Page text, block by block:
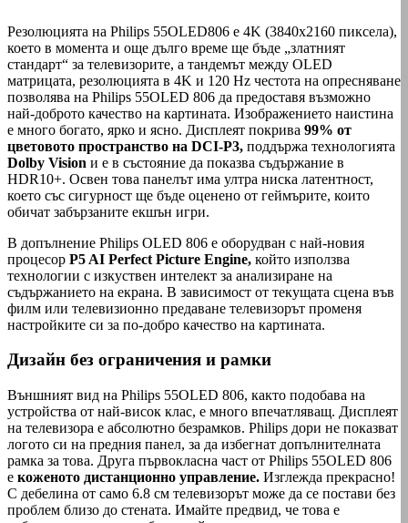
Резолюцията на Philips 55OLED806 е 4K (3840x2160 пиксела),
което в момента и още дълго време ще бъде „златният
стандарт“ за телевизорите, а тандемът между OLED
матрицата, резолюцията в 4K и 120 Hz честота на опресняване
позволява на Philips 55OLED 806 да предоставя възможно
най-доброто качество на картината. Изображението наистина
е много богато, ярко и ясно. Дисплеят покрива 99% от
цветовото пространство на DCI-P3, поддържа технологията
Dolby Vision и е в състояние да показва съдържание в
HDR10+. Освен това панелът има ултра ниска латентност,
което със сигурност ще бъде оценено от геймърите, които
обичат забързаните екшън игри.
В допълнение Philips OLED 806 е оборудван с най-новия
процесор P5 AI Perfect Picture Engine, който използва
технологии с изкуствен интелект за анализиране на
съдържанието на екрана. В зависимост от текущата сцена във
филм или телевизионно предаване телевизорът променя
настройките си за по-добро качество на картината.
Дизайн без ограничения и рамки
Външният вид на Philips 55OLED 806, както подобава на
устройства от най-висок клас, е много впечатляващ. Дисплеят
на телевизора е абсолютно безрамков. Philips дори не показват
логото си на предния панел, за да избегнат допълнителната
рамка за това. Друга първокласна част от Philips 55OLED 806
е коженото дистанционно управление. Изглежда прекрасно!
С дебелина от само 6.8 см телевизорът може да се постави без
проблем близо до стената. Имайте предвид, че това е